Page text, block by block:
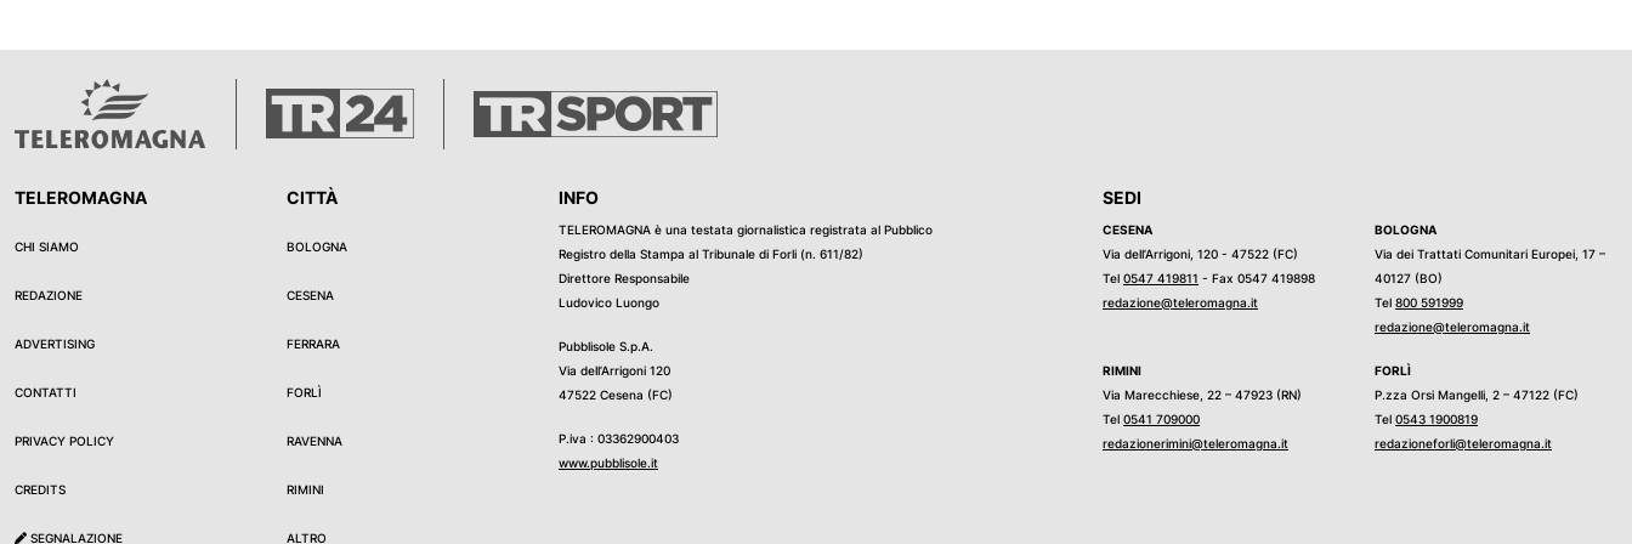
della penalità inflitta a Ogura per salire quarto davanti a Bezzecchi, autore di un weekend complicato ma
ancora leader del Mondiale grazie anche alla caduta di Jorge Martin dopo il contatto con Raul Fernandez.
Foto di repertorio: IPA Agency
TELEROMAGNA
CHI SIAMO
REDAZIONE
ADVERTISING
CONTATTI
PRIVACY POLICY
CREDITS
SEGNALAZIONE
CITTÀ
BOLOGNA
CESENA
FERRARA
FORLÌ
RAVENNA
RIMINI
ALTRO
INFO
TELEROMAGNA è una testata giornalistica registrata al Pubblico
Registro della Stampa al Tribunale di Forli (n. 611/82)
Direttore Responsabile
Ludovico Luongo
Pubblisole S.p.A.
Via dell’Arrigoni 120
47522 Cesena (FC)
P.iva : 03362900403
www.pubblisole.it
SEDI
CESENA
Via dell’Arrigoni, 120 - 47522 (FC)
Tel 0547 419811 - Fax 0547 419898
redazione@teleromagna.it
BOLOGNA
Via dei Trattati Comunitari Europei, 17 –
40127 (BO)
Tel 800 591999
redazione@teleromagna.it
RIMINI
Via Marecchiese, 22 – 47923 (RN)
Tel 0541 709000
redazionerimini@teleromagna.it
FORLÌ
P.zza Orsi Mangelli, 2 – 47122 (FC)
Tel 0543 1900819
redazioneforli@teleromagna.it